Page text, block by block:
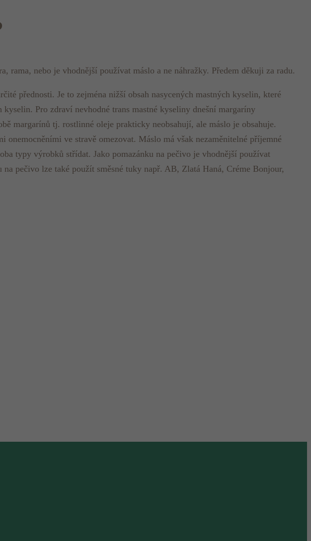
nebo je vhodnější používat máslo a ne náhražky. Předem děkuji za radu.
přednosti. Je to zejména nižší obsah nasycených mastných kyselin, které
kyselin. Pro zdraví nevhodné trans mastné kyseliny dnešní margaríny
margarínů tj. rostlinné oleje prakticky neobsahují, ale máslo je obsahuje.
ve stravě omezovat. Máslo má však nezaměnitelné příjemné
typy výrobků střídat. Jako pomazánku na pečivo je vhodnější používat
pečivo lze také použít směsné tuky např. AB, Zlatá Haná, Créme Bonjour,